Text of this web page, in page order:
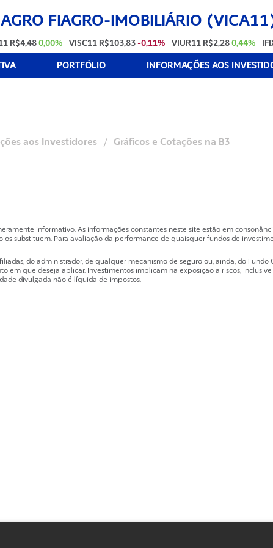
FIAGRO-IMOBILIÁRIO
R$4,48 0,00% VISC11 R$103,83 -0,11% VIUR11 R$2,28 0,44%
PORTFÓLIO INFORMAÇÕES AOS
aos Investidores / Gráficos e Cotações na B3
informativo. As informações constantes neste site estão em
os substituem. Para avaliação da performance de quaisquer fundos de
do administrador, de qualquer mecanismo de seguro ou, ainda, do Fundo
em que deseja aplicar. Investimentos implicam na exposição a riscos,
divulgada não é líquida de impostos.